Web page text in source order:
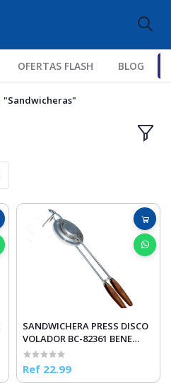
OFERTAS FLASH BLOG
"Sandwicheras"
SANDWICHERA PRESS DISCO
VOLADOR BC-82361 BENE
CASA
Ref 22.99